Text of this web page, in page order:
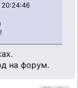
20:24:46
на форум.